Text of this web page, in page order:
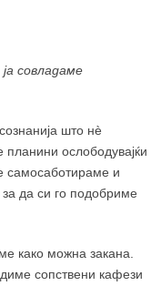
совладаме
што нè
планини ослободувајќи
самосаботираме и
да си го подобриме
како можна закана.
сопствени кафези